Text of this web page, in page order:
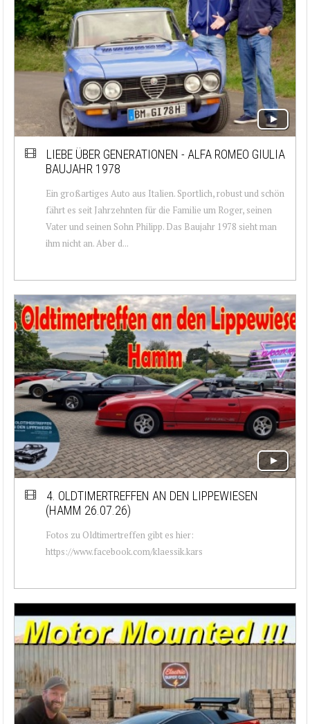
LIEBE ÜBER GENERATIONEN - ALFA ROMEO GIULIA
BAUJAHR 1978
Ein großartiges Auto aus Italien. Sportlich, robust und schön
fährt es seit Jahrzehnten für die Familie um Roger, seinen
Vater und seinen Sohn Philipp. Das Baujahr 1978 sieht man
ihm nicht an. Aber d...
4. OLDTIMERTREFFEN AN DEN LIPPEWIESEN
(HAMM 26.07.26)
Fotos zu Oldtimertreffen gibt es hier:
https://www.facebook.com/klaessik.kars